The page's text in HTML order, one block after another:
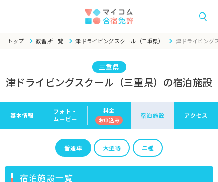
トップ 教習所一覧 津ドライビングスクール（三重県） 津ドライビング
三重県
津ドライビングスクール（三重県）の宿泊施設
基本情報
フォト・
ムービー
料金
お申込み
宿泊施設 アクセス
普通車 大型等 二種
宿泊施設一覧